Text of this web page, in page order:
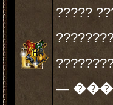
?????
—